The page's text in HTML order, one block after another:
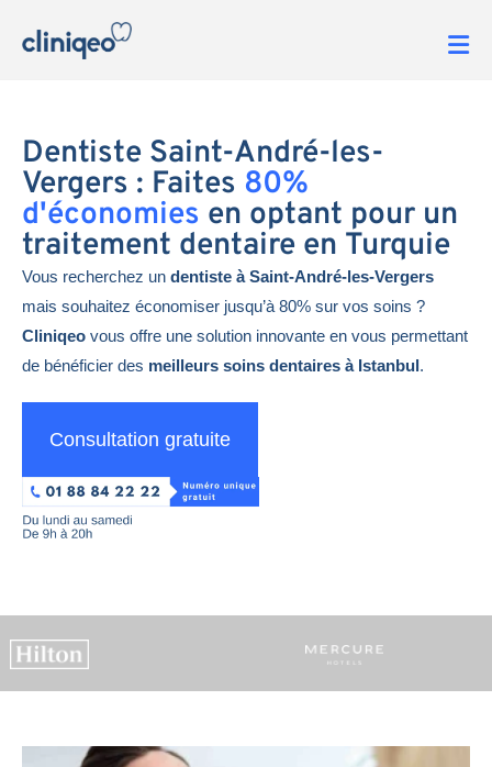
Dentiste Saint-André-les-
Vergers : Faites 80%
d'économies en optant pour un
traitement dentaire en Turquie
Vous recherchez un dentiste à Saint-André-les-Vergers
mais souhaitez économiser jusqu’à 80% sur vos soins ?
Cliniqeo vous offre une solution innovante en vous permettant
de bénéficier des meilleurs soins dentaires à Istanbul.
Consultation gratuite